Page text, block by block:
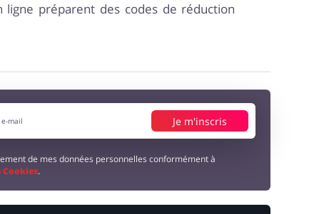
ligne préparent des codes de réduction
Je m'inscris
de mes données personnelles conformément à
.